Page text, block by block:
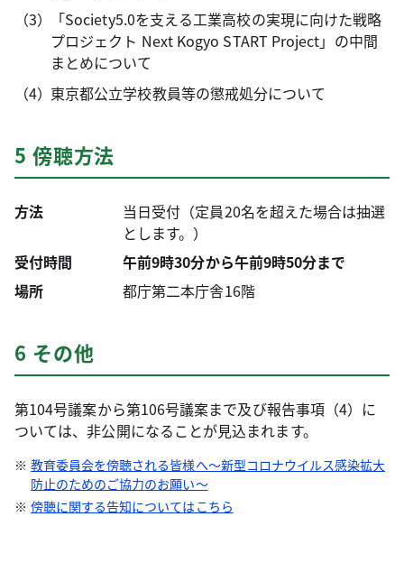
「Society5.0を支える工業高校の実現に向けた戦略
プロジェクト Next Kogyo START Project」の中間
まとめについて
東京都公立学校教員等の懲戒処分について
5 傍聴方法
方法
当日受付（定員20名を超えた場合は抽選
とします。）
受付時間
午前9時30分から午前9時50分まで
場所
都庁第二本庁舎16階
6 その他
第104号議案から第106号議案まで及び報告事項（4）に
ついては、非公開になることが見込まれます。
教育委員会を傍聴される皆様へ～新型コロナウイルス感染拡大
防止のためのご協力のお願い～
傍聴に関する告知についてはこちら